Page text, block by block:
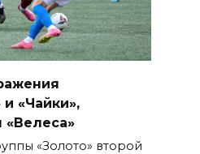
«Чайки»,
«Велеса»
«Золото» второй